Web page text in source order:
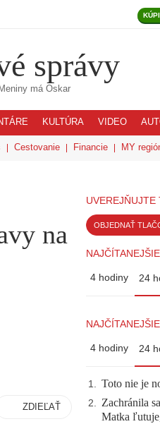
správy
má Oskar
KULTÚRA VIDEO
Cestovanie Financie MY
na
ZDIEĽAŤ
UVEREJŇUJTE
OBJEDNAŤ
4 hodiny 24
4 hodiny 24
1. Toto nie je
2. Zachránila
Matka